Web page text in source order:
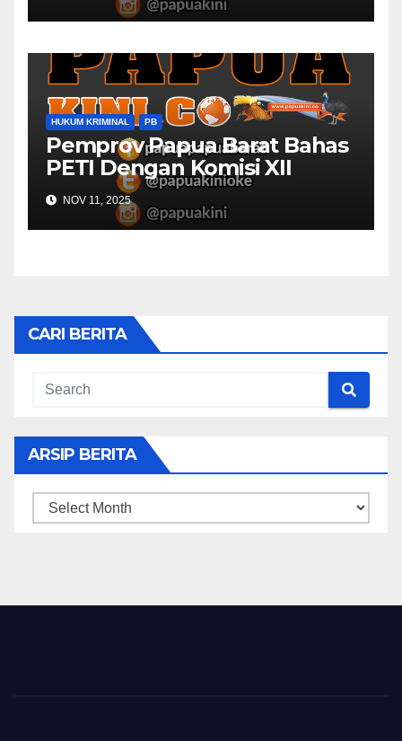
HUKUM KRIMINAL PB
Pemprov Papua Barat Bahas
PETI Dengan Komisi XII
NOV 11, 2025
CARI BERITA
ARSIP BERITA
ARSIP